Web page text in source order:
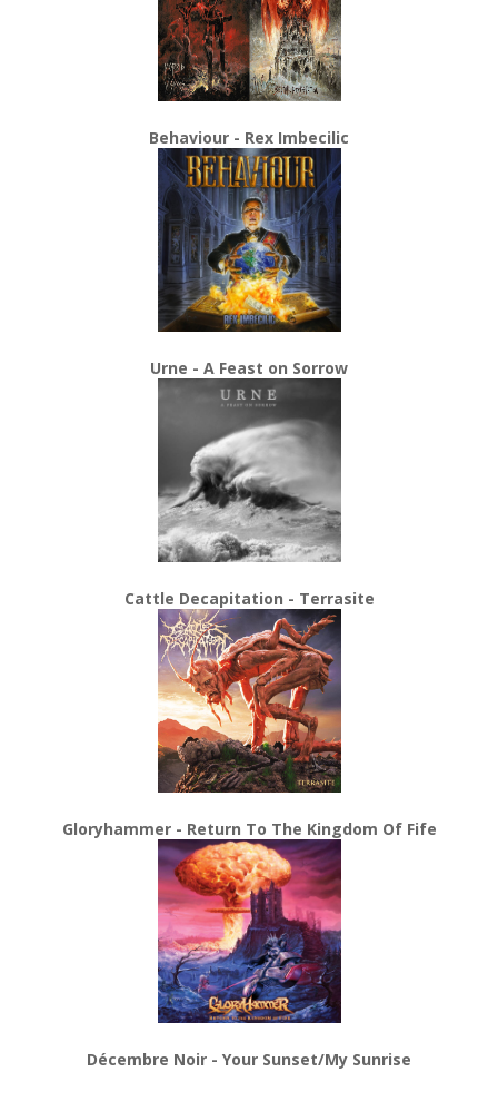
Behaviour - Rex Imbecilic
Urne - A Feast on Sorrow
Cattle Decapitation - Terrasite
Gloryhammer - Return To The Kingdom Of Fife
Décembre Noir - Your Sunset/My Sunrise